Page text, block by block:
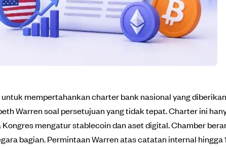
mempertahankan charter bank nasional yang
Warren soal persetujuan yang tidak tepat. Charter ini
Kongres mengatur stablecoin dan aset digital. Chamber
bagian. Permintaan Warren atas catatan internal